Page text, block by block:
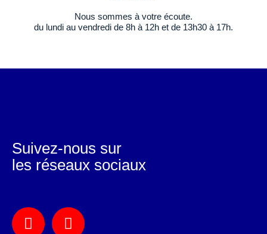
Nous sommes à votre écoute.
du lundi au vendredi de 8h à 12h et de 13h30 à 17h.
Suivez-nous sur
les réseaux sociaux